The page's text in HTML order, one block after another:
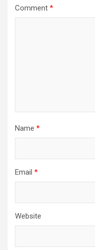
Comment *
Name *
Email *
Website